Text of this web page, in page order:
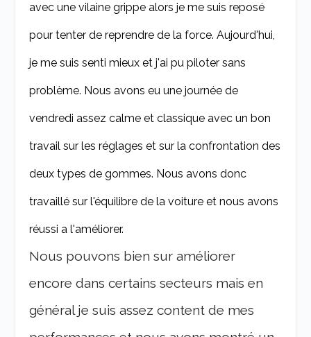
avec une vilaine grippe alors je me suis reposé
pour tenter de reprendre de la force. Aujourd'hui,
je me suis senti mieux et j'ai pu piloter sans
problème. Nous avons eu une journée de
vendredi assez calme et classique avec un bon
travail sur les réglages et sur la confrontation des
deux types de gommes. Nous avons donc
travaillé sur l'équilibre de la voiture et nous avons
réussi a l'améliorer.
Nous pouvons bien sur améliorer
encore dans certains secteurs mais en
général je suis assez content de mes